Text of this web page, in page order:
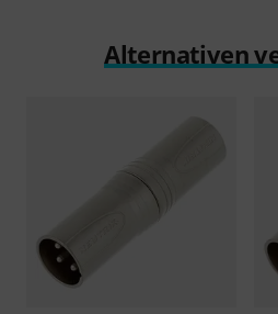
Alternativen